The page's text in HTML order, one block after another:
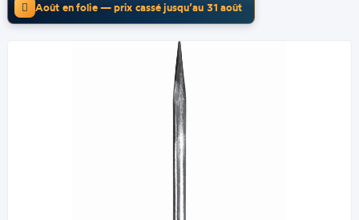
Août en folie — prix cassé jusqu’au 31 août